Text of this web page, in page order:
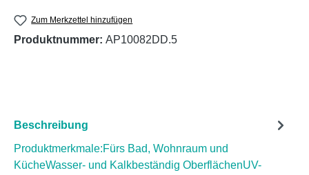
Zum Merkzettel hinzufügen
Produktnummer: AP10082DD.5
Beschreibung
Produktmerkmale:Fürs Bad, Wohnraum und
KücheWasser- und Kalkbeständig OberflächenUV-